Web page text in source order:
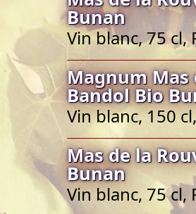
Bunan
Vin blanc, 75 cl,
Magnum Mas
Bandol Bio
Vin blanc, 150
Mas de la
Bunan
Vin blanc, 75 cl,